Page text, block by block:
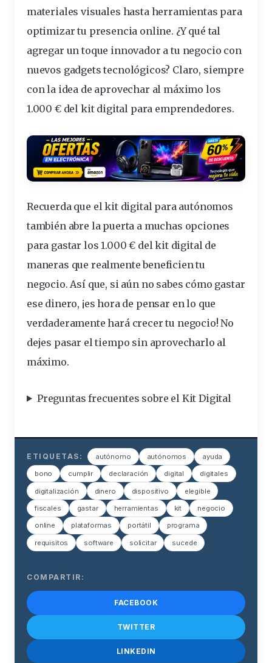
materiales visuales hasta herramientas para
optimizar tu presencia online. ¿Y qué tal
agregar un toque innovador a tu negocio con
nuevos gadgets tecnológicos? Claro, siempre
con la idea de aprovechar al máximo los
1.000 € del kit digital para emprendedores.
Recuerda que el kit digital para autónomos
también abre la puerta a muchas opciones
para gastar los 1.000 € del kit digital de
maneras que realmente beneficien tu
negocio. Así que, si aún no sabes cómo gastar
ese dinero, ¡es hora de pensar en lo que
verdaderamente hará crecer tu negocio! No
dejes pasar el tiempo sin aprovecharlo al
máximo.
Preguntas frecuentes sobre el Kit Digital
ETIQUETAS: autónomo autónomos ayuda
bono cumplir declaración digital digitales
digitalización dinero dispositivo elegible
fiscales gastar herramientas kit negocio
online plataformas portátil programa
requisitos software solicitar sucede
COMPARTIR:
FACEBOOK
TWITTER
LINKEDIN